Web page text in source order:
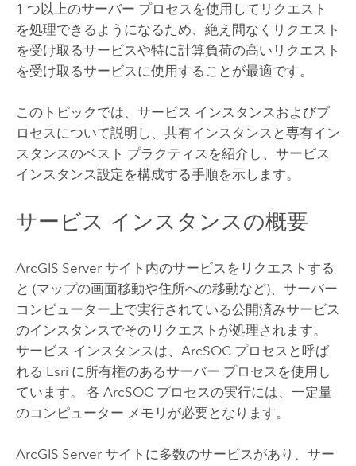
1 つ以上のサーバー プロセスを使用してリクエスト
を処理できるようになるため、絶え間なくリクエスト
を受け取るサービスや特に計算負荷の高いリクエスト
を受け取るサービスに使用することが最適です。
このトピックでは、サービス インスタンスおよびプ
ロセスについて説明し、共有インスタンスと専有イン
スタンスのベスト プラクティスを紹介し、サービス
インスタンス設定を構成する手順を示します。
サービス インスタンスの概要
ArcGIS Serverサイト内のサービスをリクエストする
と (マップの画面移動や住所への移動など)、サーバー
コンピューター上で実行されている公開済みサービス
のインスタンスでそのリクエストが処理されます。
サービス インスタンスは、ArcSOC プロセスと呼ば
れる Esri に所有権のあるサーバー プロセスを使用し
ています。 各 ArcSOC プロセスの実行には、一定量
のコンピューター メモリが必要となります。
ArcGIS Serverサイトに多数のサービスがあり、サー